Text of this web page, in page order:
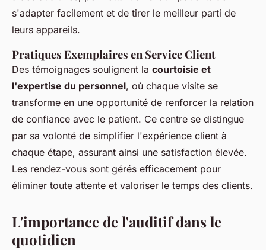
s'adapter facilement et de tirer le meilleur parti de
leurs appareils.
Pratiques Exemplaires en Service Client
Des témoignages soulignent la courtoisie et
l'expertise du personnel, où chaque visite se
transforme en une opportunité de renforcer la relation
de confiance avec le patient. Ce centre se distingue
par sa volonté de simplifier l'expérience client à
chaque étape, assurant ainsi une satisfaction élevée.
Les rendez-vous sont gérés efficacement pour
éliminer toute attente et valoriser le temps des clients.
L'importance de l'auditif dans le
quotidien